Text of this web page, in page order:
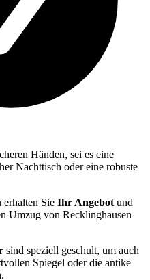
Händen, sei es eine
Nachttisch oder eine robuste
erhalten Sie Ihr Angebot und
Umzug von Recklinghausen
sind speziell geschult, um auch
Spiegel oder die antike